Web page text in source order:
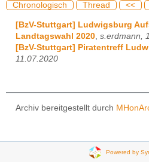
Chronologisch Thread <<
[BzV-Stuttgart] Ludwigsburg
Landtagswahl 2020 s.erdmann,
[BzV-Stuttgart] Piratentreff
11.07.2020
Archiv bereitgestellt durch
Powered by